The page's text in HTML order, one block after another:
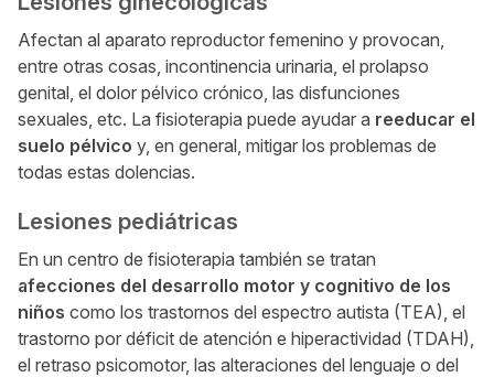
Afectan al aparato reproductor femenino y provocan,
entre otras cosas, incontinencia urinaria, el prolapso
genital, el dolor pélvico crónico, las disfunciones
sexuales, etc. La fisioterapia puede ayudar a reeducar el
suelo pélvico y, en general, mitigar los problemas de
todas estas dolencias.
Lesiones pediátricas
En un centro de fisioterapia también se tratan
afecciones del desarrollo motor y cognitivo de los
niños como los trastornos del espectro autista (TEA), el
trastorno por déficit de atención e hiperactividad (TDAH),
el retraso psicomotor, las alteraciones del lenguaje o del